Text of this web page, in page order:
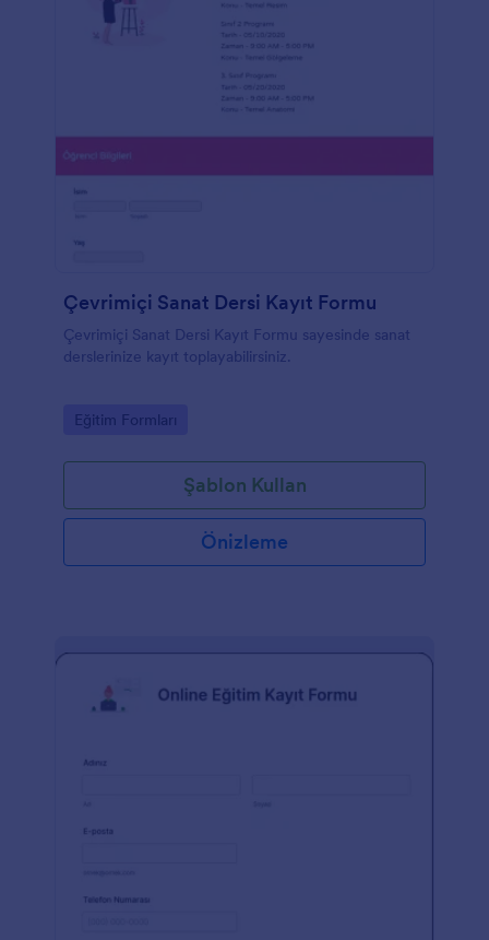
Çevrimiçi Sanat Dersi Kayıt Formu
Çevrimiçi Sanat Dersi Kayıt Formu sayesinde sanat
derslerinize kayıt toplayabilirsiniz.
Go to Category:
Eğitim Formları
Şablon Kullan
Önizleme